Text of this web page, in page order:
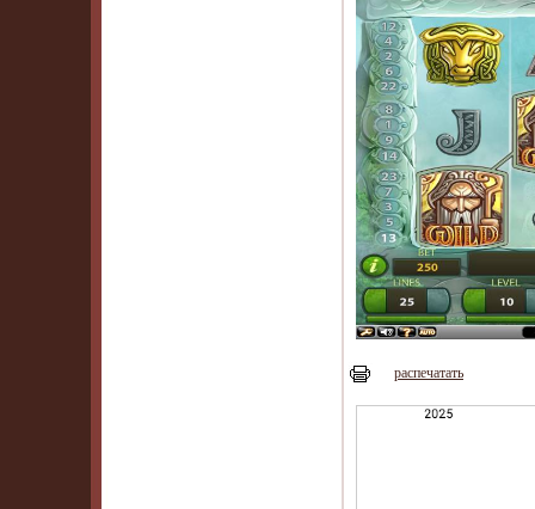
распечатать